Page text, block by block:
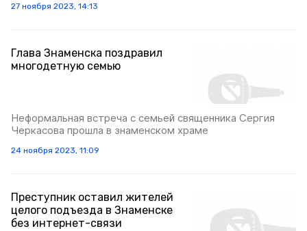
27 ноября 2023, 14:13
Глава Знаменска поздравил
многодетную семью
Неформальная встреча с семьей священника Сергия
Черкасова прошла в знаменском храме
24 ноября 2023, 11:09
Преступник оставил жителей
целого подъезда в Знаменске
без интернет-связи